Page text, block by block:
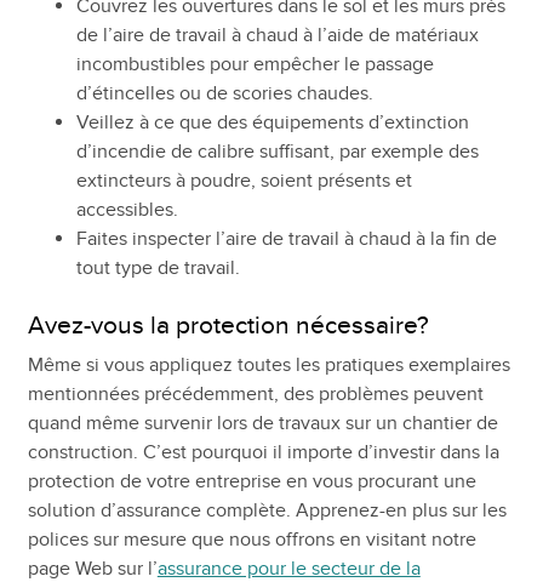
Couvrez les ouvertures dans le sol et les murs près
de l’aire de travail à chaud à l’aide de matériaux
incombustibles pour empêcher le passage
d’étincelles ou de scories chaudes.
Veillez à ce que des équipements d’extinction
d’incendie de calibre suffisant, par exemple des
extincteurs à poudre, soient présents et
accessibles.
Faites inspecter l’aire de travail à chaud à la fin de
tout type de travail.
Avez-vous la protection nécessaire?
Même si vous appliquez toutes les pratiques exemplaires
mentionnées précédemment, des problèmes peuvent
quand même survenir lors de travaux sur un chantier de
construction. C’est pourquoi il importe d’investir dans la
protection de votre entreprise en vous procurant une
solution d’assurance complète. Apprenez-en plus sur les
polices sur mesure que nous offrons en visitant notre
page Web sur l’assurance pour le secteur de la